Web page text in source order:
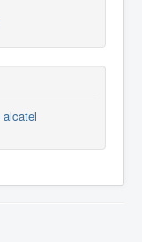
alcatel